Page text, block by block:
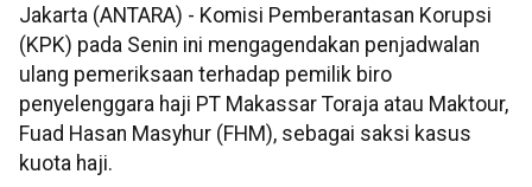
Jakarta (ANTARA) - Komisi Pemberantasan Korupsi
(KPK) pada Senin ini mengagendakan penjadwalan
ulang pemeriksaan terhadap pemilik biro
penyelenggara haji PT Makassar Toraja atau Maktour,
Fuad Hasan Masyhur (FHM), sebagai saksi kasus
kuota haji.